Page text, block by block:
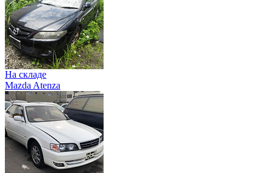
На складе
Mazda Atenza